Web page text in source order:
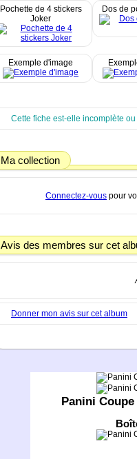
Pochette de 4 stickers
Joker
Dos de
Exemple d'image
Cette fiche est-elle incomplète
Ma collection
Connectez-vous pour
Avis des membres sur cet
Donner mon avis sur cet album
Panini